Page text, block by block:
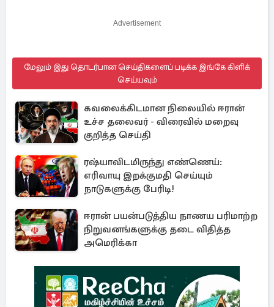
Advertisement
மேலும் இது தொடர்பான செய்திகளைப் படிக்க இங்கே கிளிக்
செய்யவும்
கவலைக்கிடமான நிலையில் ஈரான்
உச்ச தலைவர் - விரைவில் மறைவு
குறித்த செய்தி
ரஷ்யாவிடமிருந்து எண்ணெய்:
எரிவாயு இறக்குமதி செய்யும்
நாடுகளுக்கு பேரிடி!
ஈரான் பயன்படுத்திய நாணய பரிமாற்ற
நிறுவனங்களுக்கு தடை விதித்த
அமெரிக்கா